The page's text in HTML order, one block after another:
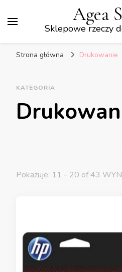
Agea
Sklepowe rzeczy
Strona główna Drukowanie
KATEGORIA
Pokazuje: 11 - 20 of 43